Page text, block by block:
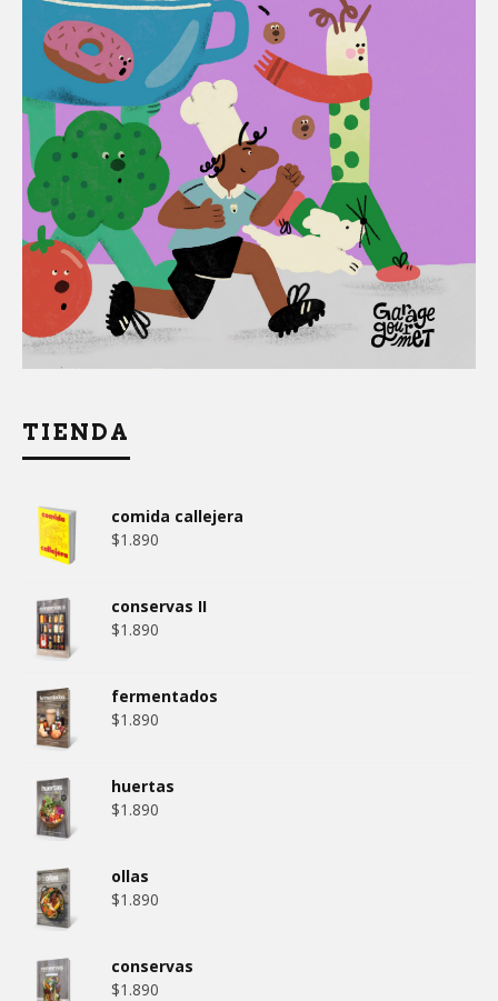
TIENDA
comida callejera
$1.890
conservas II
$1.890
fermentados
$1.890
huertas
$1.890
ollas
$1.890
conservas
$1.890